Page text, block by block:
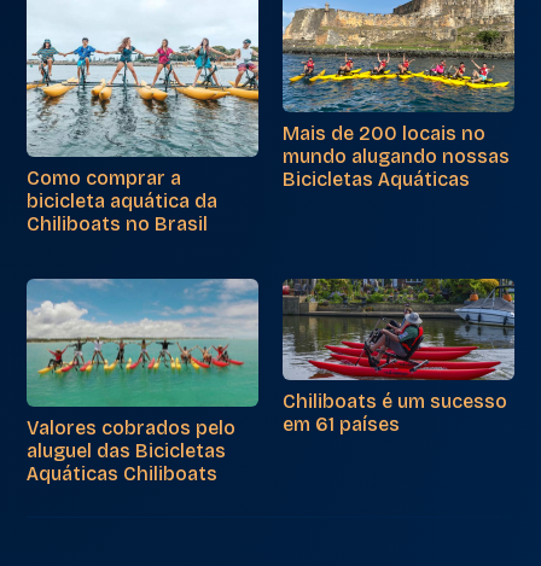
Como comprar a
bicicleta aquática da
Chiliboats no Brasil
Mais de 200 locais no
mundo alugando nossas
Bicicletas Aquáticas
Valores cobrados pelo
aluguel das Bicicletas
Aquáticas Chiliboats
Chiliboats é um sucesso
em 61 países